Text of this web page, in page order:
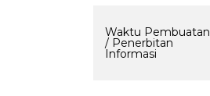
Waktu Pembuatan
/ Penerbitan
Informasi